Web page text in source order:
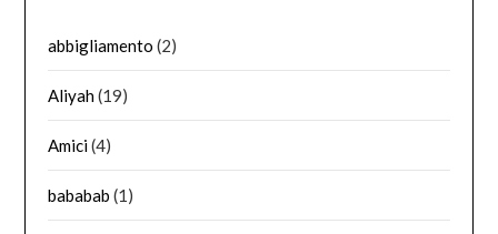
abbigliamento (2)
Aliyah(19)
Amici(4)
bababab (1)